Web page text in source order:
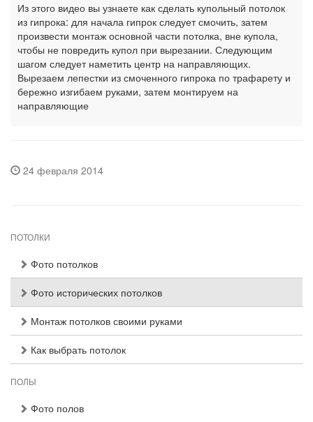
Из этого видео вы узнаете как сделать купольный потолок
из гипрока: для начала гипрок следует смочить, затем
произвести монтаж основной части потолка, вне купола,
чтобы не повредить купол при вырезании. Следующим
шагом следует наметить центр на направляющих.
Вырезаем лепестки из смоченного гипрока по трафарету и
бережно изгибаем руками, затем монтируем на
направляющие
24 февраля 2014
ПОТОЛКИ
Фото потолков
Фото исторических потолков
Монтаж потолков своими руками
Как выбрать потолок
ПОЛЫ
Фото полов